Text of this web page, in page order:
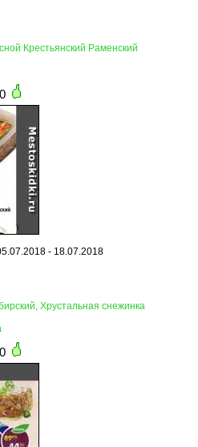
Крестьянский Раменский
- 18.07.2018
Хрустальная снежинка